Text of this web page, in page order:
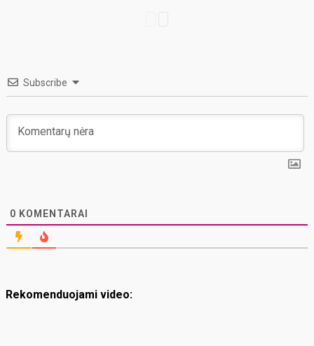
Subscribe
0 KOMENTARAI
Rekomenduojami video: